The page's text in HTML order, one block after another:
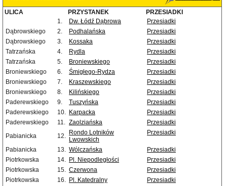
ULICA PRZYSTANEK
PRZESIADKI
1.
Dw. Łódź Dąbrowa
Przesiadki
Dąbrowskiego
2. Podhalańska
Przesiadki
Dąbrowskiego
3. Kossaka
Przesiadki
Tatrzańska
4. Rydla
Przesiadki
Tatrzańska
5. Broniewskiego
Przesiadki
Broniewskiego
6. Śmigłego-Rydza
Przesiadki
Broniewskiego
7. Kraszewskiego
Przesiadki
Broniewskiego
8. Kilińskiego
Przesiadki
Paderewskiego
9. Tuszyńska
Przesiadki
Paderewskiego
10. Karpacka
Przesiadki
Paderewskiego
11. Zaolziańska
Przesiadki
Pabianicka
12. Rondo Lotników
Lwowskich
Przesiadki
Pabianicka 13. Wólczańska
Przesiadki
Piotrkowska
14. Pl. Niepodległości
Przesiadki
Piotrkowska
15. Czerwona
Przesiadki
Piotrkowska
16. Pl. Katedralny
Przesiadki